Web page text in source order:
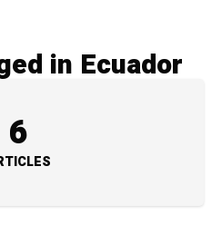
in Ecuador
6